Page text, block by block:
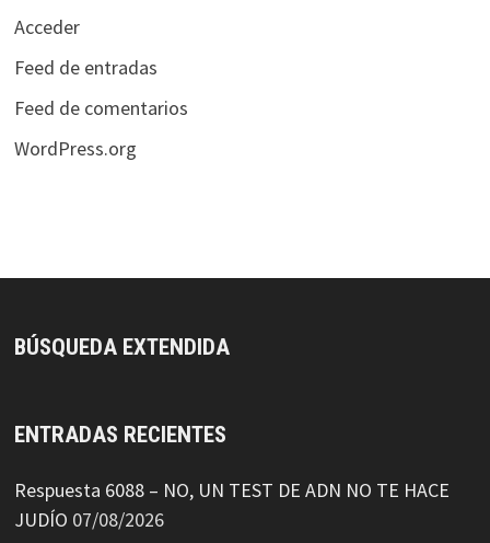
Acceder
Feed de entradas
Feed de comentarios
WordPress.org
BÚSQUEDA EXTENDIDA
ENTRADAS RECIENTES
Respuesta 6088 – NO, UN TEST DE ADN NO TE HACE
JUDÍO 07/08/2026